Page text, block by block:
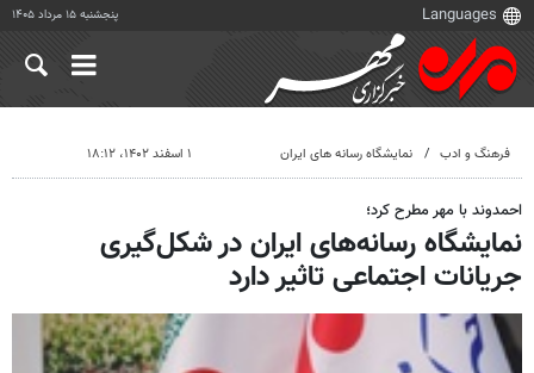
پنجشنبه ۱۵ مرداد ۱۴۰۵
فرهنگ و ادب نمایشگاه رسانه های ایران ۱ اسفند ۱۴۰۲، ۱۸:۱۲
احمدوند با مهر مطرح کرد؛
نمایشگاه رسانه‌های ایران در شکل‌گیری
جریانات اجتماعی تاثیر دارد